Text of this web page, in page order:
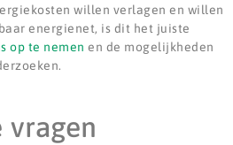
willen verlagen en willen
energienet, is dit het juiste
op te nemen en de mogelijkheden
vragen